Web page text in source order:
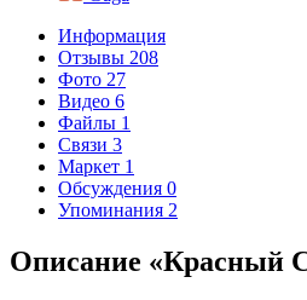
Информация
Отзывы 208
Фото 27
Видео 6
Файлы 1
Связи 3
Маркет 1
Обсуждения 0
Упоминания 2
Описание «Красный